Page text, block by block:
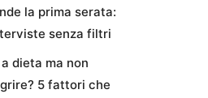
la prima serata:
senza filtri
dieta ma non
5 fattori che